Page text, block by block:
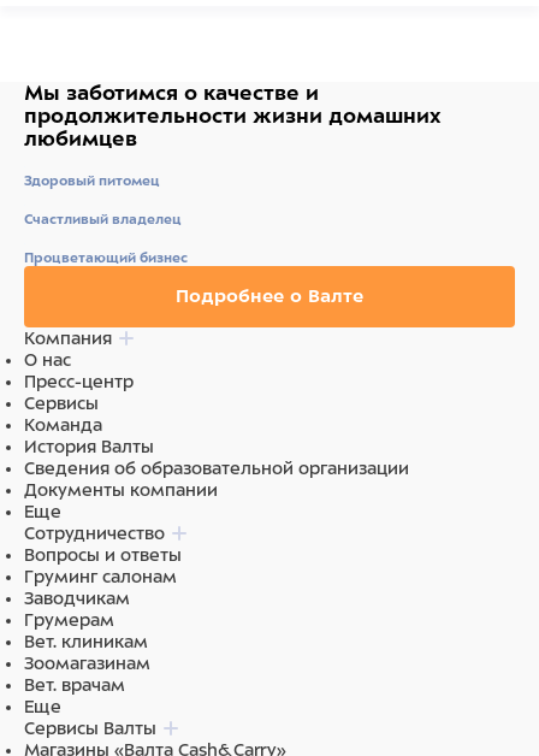
ПРОПИЛЕНГЛИКОЛЬ, ПАРФЮМ (АРОМАТ), БЕНЗИЛ
САЛИЦИЛАТ, ГЕКСИЛ ЦИНАМАЛ, ЛИНАЛООЛ Pegasus
шампунь 120 мл АКВА, НАТРИЯ ЛАУРЕТСУЛЬФАТ,
КОКИ, ДИНАТРИЯ КОКОАМФОДИАЦЕТАТ, КОКО-БЕТАИН,
СИЛЬВЕСТРИС (ЭКСТРАКТ ЦВЕТКОВ МАЛЬВЫ), ГУАР
КИСЛОТА, БЕНЗОТРИАЗОЛИЛБУТИЛФЕНОЛСУЛЬФОНАТ
НАТРИЯ, ТРИС (ТЕТРАМЕТИЛГИДРОКСИПЕРИДИНОЛ )
ЦИТРАТ, ФЕНОКСИЭТАНОЛ, ЭТИЛГЕКСИЛГЛИЦЕРИН,
Cl42090 Pegasus парфюм 2 мл АКВА (ВОДА),
ПОЛИСОРБАТ 20, ЛАУРЕТ-8, ПАРФЮМ (АРОМАТ),
ЛИНАЛООЛ, ЛИМОНЕН, БЕНЗИЛСАЛИЦИЛАТ,
ФЕНОКСИЭТАНОЛ, БЕНЗОТРИАЗОЛИЛ ДОДЕЦИЛ п-
КРЕСОЛ, ПЕНТАЭРИТРИТИЛ ТЕТРА-ДИ-т-
БУТИЛГИДРОКСИГИДРОЦИНАМАТ, ИМИДАЗОЛ
ИДИНИЛМОЧЕВИНА, ЭТИЛПАРАБЕН, МЕТИЛПАРАБЕН,
МОЛОЧНАЯ КИСЛОТА, CI 42090.
Мы заботимся о качестве и
продолжительности жизни домашних
любимцев
Здоровый питомец
Счастливый владелец
Процветающий бизнес
Подробнее о Валте
Компания
О нас
Пресс-центр
Сервисы
Команда
История Валты
Сведения об образовательной организации
Документы компании
Еще
Сотрудничество
Вопросы и ответы
Груминг салонам
Заводчикам
Грумерам
Вет. клиникам
Зоомагазинам
Вет. врачам
Еще
Сервисы Валты
Магазины «Валта Cash&Carry»